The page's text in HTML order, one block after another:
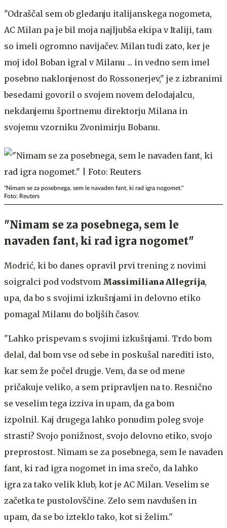
"Odraščal sem ob gledanju italijanskega nogometa,
AC Milan pa je bil moja najljubša ekipa v Italiji, tam
so imeli ogromno navijačev. Milan tudi zato, ker je
moj idol Boban igral v Milanu ... in vedno sem imel
posebno naklonjenost do Rossonerjev," je z izbranimi
besedami govoril o svojem novem delodajalcu,
nekdanjemu športnemu direktorju Milana in
svojemu vzorniku Zvonimirju Bobanu.
"Nimam se za posebnega, sem le navaden fant, ki rad igra nogomet."
Foto: Reuters
"Nimam se za posebnega, sem le
navaden fant, ki rad igra nogomet"
Modrić, ki bo danes opravil prvi trening z novimi
soigralci pod vodstvom Massimiliana Allegrija,
upa, da bo s svojimi izkušnjami in delovno etiko
pomagal Milanu do boljših časov.
"Lahko prispevam s svojimi izkušnjami. Trdo bom
delal, dal bom vse od sebe in poskušal narediti isto,
kar sem že počel drugje. Vem, da se od mene
pričakuje veliko, a sem pripravljen na to. Resnično
se veselim tega izziva in upam, da ga bom
izpolnil. Kaj drugega lahko ponudim poleg svoje
strasti? Svojo ponižnost, svojo delovno etiko, svojo
preprostost. Nimam se za posebnega, sem le navaden
fant, ki rad igra nogomet in ima srečo, da lahko
igra za tako velik klub, kot je AC Milan. Veselim se
začetka te pustolovščine. Zelo sem navdušen in
upam, da se bo izteklo tako, kot si želim."